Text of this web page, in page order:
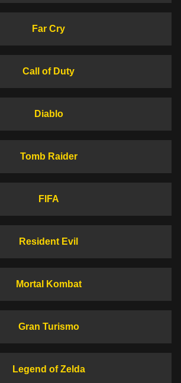
Far Cry
Call of Duty
Diablo
Tomb Raider
FIFA
Resident Evil
Mortal Kombat
Gran Turismo
Legend of Zelda